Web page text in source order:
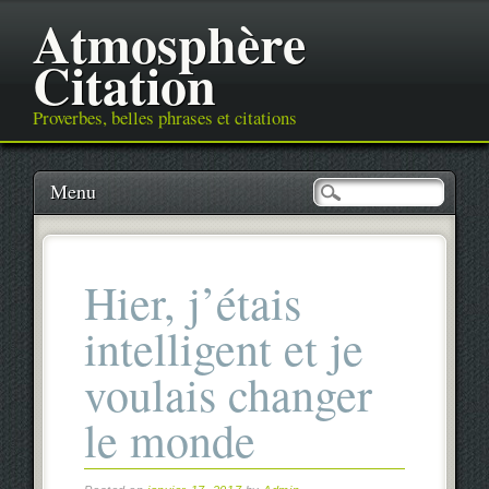
Atmosphère
Citation
Proverbes, belles phrases et citations
Main menu
Skip
content
Menu
Hier, j’étais
intelligent et je
voulais changer
le monde